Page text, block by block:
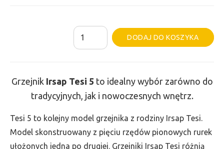
ilość
Grzejnik
-
wys.
885,
szer.
DODAJ DO KOSZYKA
Grzejnik Irsap Tesi 5 to idealny wybór zarówno do
tradycyjnych, jak i nowoczesnych wnętrz.
Tesi 5 to kolejny model grzejnika z rodziny Irsap Tesi.
Model skonstruowany z pięciu rzędów pionowych rurek
ułożonych jedna po drugiej. Grzejniki Irsap Tesi różnią